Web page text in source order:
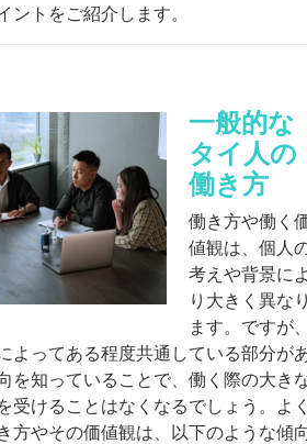
ントをご紹介します。
一般的な
タイ人の
働き方
働き方や働く
値観は、個人
考えや背景に
り大きく異な
ます。ですが
よってある程度共通している部分が
を知っていることで、働く際の大き
受けることはなくなるでしょう。よ
方やその価値観は、以下のような傾